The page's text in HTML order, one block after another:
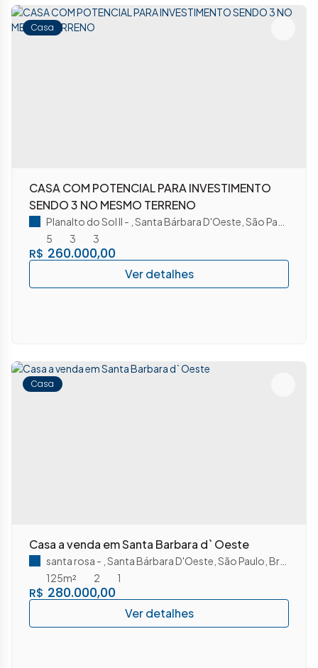
Casa
CASA COM POTENCIAL PARA INVESTIMENTO
SENDO 3 NO MESMO TERRENO
R$ 260.000,00
Planalto do Sol II Santa Bárbara D'Oeste São Paulo
5
3 3
Casa
Casa a venda em Santa Barbara d` Oeste
R$ 280.000,00
santa rosa Santa Bárbara D'Oeste São Paulo Brasil
2
1
125m²